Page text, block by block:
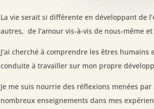
La vie serait si différente en développant de
autres, de l’amour vis-à-vis de nous-même
J’ai cherché à comprendre les êtres humains
conduite à travailler sur mon propre
Je me suis nourrie des réflexions menées par
nombreux enseignements dans mes